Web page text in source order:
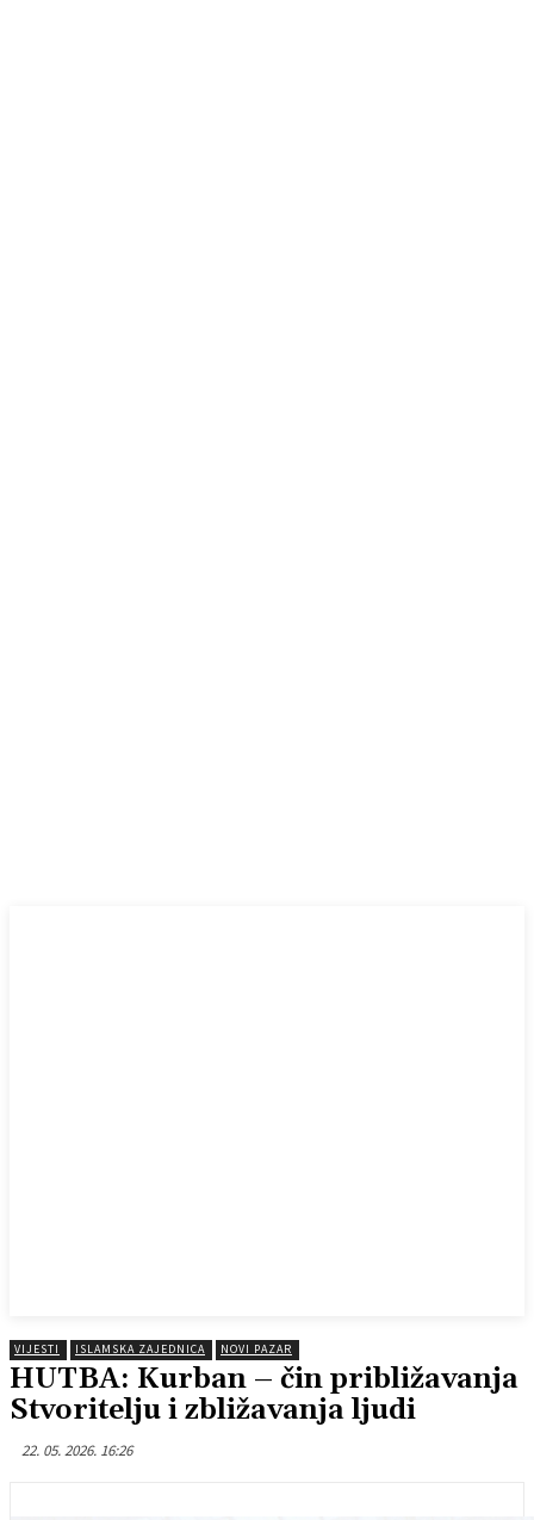
VIJESTI ISLAMSKA ZAJEDNICA NOVI PAZAR
HUTBA: Kurban – čin približavanja
Stvoritelju i zbližavanja ljudi
22. 05. 2026. 16:26